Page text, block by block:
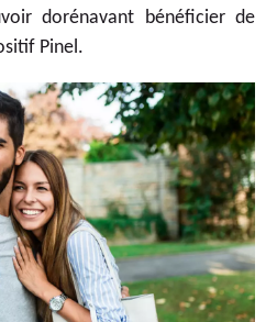
dorénavant bénéficier de
Pinel.